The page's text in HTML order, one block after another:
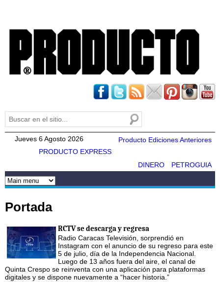
Formulario de búsqueda
Buscar
Jueves 6 Agosto 2026
Producto Ediciones Anteriores
PRODUCTO EXPRESS
PETROGUIA
DINERO
Portada
RCTV se descarga y regresa
Radio Caracas Televisión, sorprendió en
Instagram con el anuncio de su regreso para este
5 de julio, día de la Independencia Nacional.
Luego de 13 años fuera del aire, el canal de
Quinta Crespo se reinventa con una aplicación para plataformas
digitales y se dispone nuevamente a “hacer historia.”